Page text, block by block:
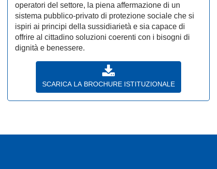
operatori del settore, la piena affermazione di un
sistema pubblico-privato di protezione sociale che si
ispiri ai principi della sussidiarietà e sia capace di
offrire al cittadino soluzioni coerenti con i bisogni di
dignità e benessere.
SCARICA LA BROCHURE ISTITUZIONALE